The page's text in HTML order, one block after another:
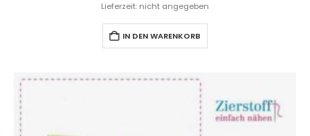
Lieferzeit: nicht angegeben
IN DEN WARENKORB